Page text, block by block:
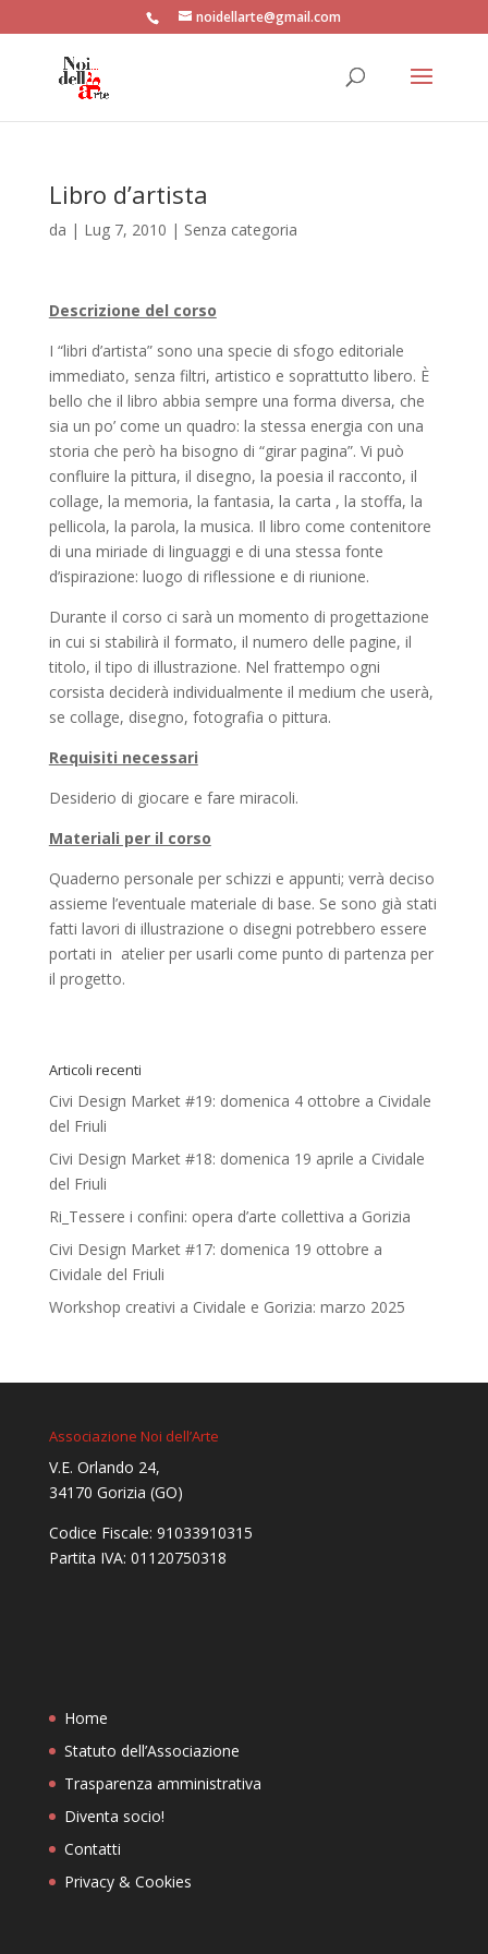
noidellarte@gmail.com
Libro d’artista
da | Lug 7, 2010 | Senza categoria
Descrizione del corso
I “libri d’artista” sono una specie di sfogo editoriale
immediato, senza filtri, artistico e soprattutto libero. È
bello che il libro abbia sempre una forma diversa, che
sia un po’ come un quadro: la stessa energia con una
storia che però ha bisogno di “girar pagina”. Vi può
confluire la pittura, il disegno, la poesia il racconto, il
collage, la memoria, la fantasia, la carta , la stoffa, la
pellicola, la parola, la musica. Il libro come contenitore
di una miriade di linguaggi e di una stessa fonte
d’ispirazione: luogo di riflessione e di riunione.
Durante il corso ci sarà un momento di progettazione
in cui si stabilirà il formato, il numero delle pagine, il
titolo, il tipo di illustrazione. Nel frattempo ogni
corsista deciderà individualmente il medium che userà,
se collage, disegno, fotografia o pittura.
Requisiti necessari
Desiderio di giocare e fare miracoli.
Materiali per il corso
Quaderno personale per schizzi e appunti; verrà deciso
assieme l’eventuale materiale di base. Se sono già stati
fatti lavori di illustrazione o disegni potrebbero essere
portati in atelier per usarli come punto di partenza per
il progetto.
Articoli recenti
Civi Design Market #19: domenica 4 ottobre a Cividale
del Friuli
Civi Design Market #18: domenica 19 aprile a Cividale
del Friuli
Ri_Tessere i confini: opera d’arte collettiva a Gorizia
Civi Design Market #17: domenica 19 ottobre a
Cividale del Friuli
Workshop creativi a Cividale e Gorizia: marzo 2025
Associazione Noi dell’Arte
V.E. Orlando 24,
34170 Gorizia (GO)
Codice Fiscale: 91033910315
Partita IVA: 01120750318
Home
Statuto dell’Associazione
Trasparenza amministrativa
Diventa socio!
Contatti
Privacy & Cookies